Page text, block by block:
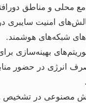
محلی و مناطق
امنیت سایبری در
شبکه‌های هوشمند.
بهینه‌سازی
انرژی در حضور
مصنوعی در تشخیص